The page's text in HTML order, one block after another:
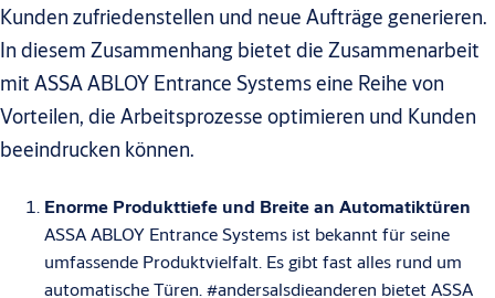
Kunden zufriedenstellen und neue Aufträge generieren.
In diesem Zusammenhang bietet die Zusammenarbeit
mit ASSA ABLOY Entrance Systems eine Reihe von
Vorteilen, die Arbeitsprozesse optimieren und Kunden
beeindrucken können.
Enorme Produkttiefe und Breite an Automatiktüren
ASSA ABLOY Entrance Systems ist bekannt für seine
umfassende Produktvielfalt. Es gibt fast alles rund um
automatische Türen. #andersalsdieanderen bietet ASSA